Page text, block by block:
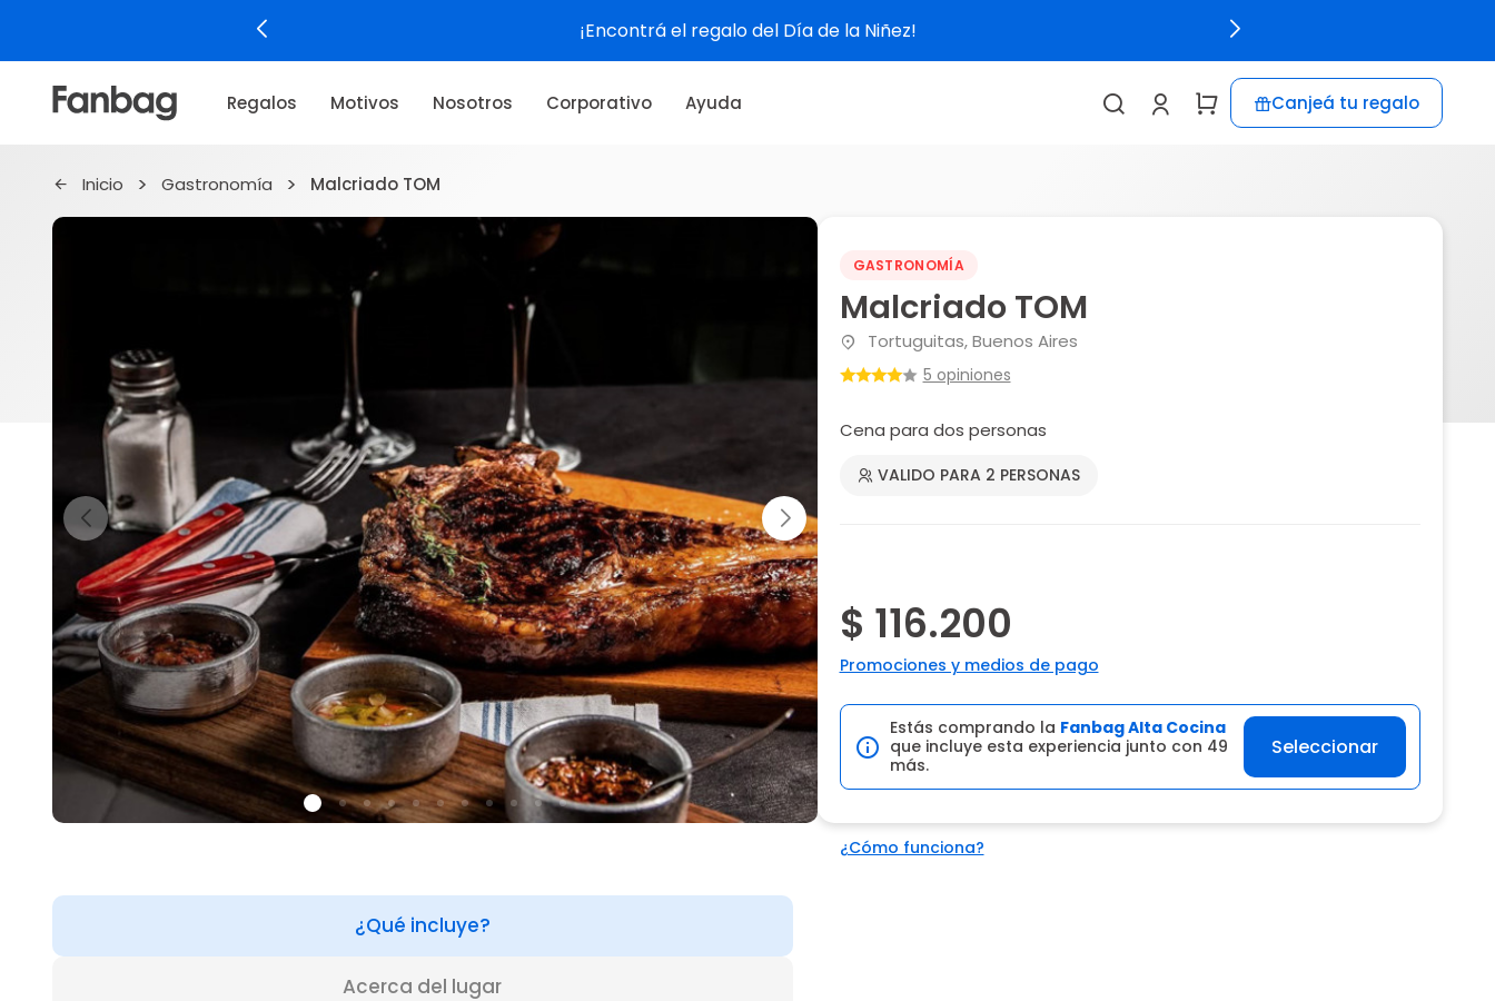
¡Encontrá el regalo del Día de la Niñez!
Regalos Motivos Nosotros Corporativo Ayuda Canjeá tu regalo
Inicio Gastronomía Malcriado TOM
GASTRONOMÍA
Malcriado TOM
Tortuguitas, Buenos Aires
5 opiniones
Cena para dos personas
VALIDO PARA 2 PERSONAS
$ 116.200
Promociones y medios de pago
Estás comprando la Fanbag Alta Cocina
que incluye esta experiencia junto con 49
más.
Seleccionar
¿Cómo funciona?
¿Qué incluye?
Acerca del lugar